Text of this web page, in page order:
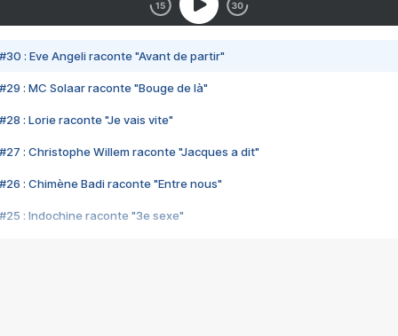
#30 : Eve Angeli raconte "Avant de partir"
#29 : MC Solaar raconte "Bouge de là"
#28 : Lorie raconte "Je vais vite"
#27 : Christophe Willem raconte "Jacques a dit"
#26 : Chimène Badi raconte "Entre nous"
#25 : Indochine raconte "3e sexe"